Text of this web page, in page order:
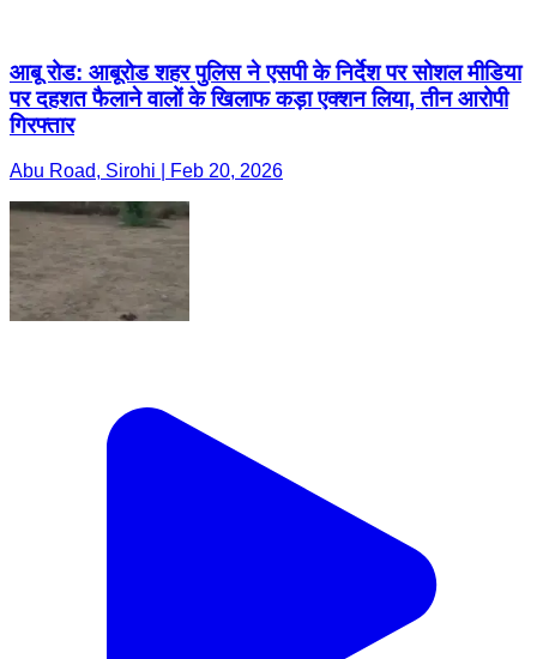
आबू रोड: आबूरोड शहर पुलिस ने एसपी के निर्देश पर सोशल मीडिया
पर दहशत फैलाने वालों के खिलाफ कड़ा एक्शन लिया, तीन आरोपी
गिरफ्तार
Abu Road, Sirohi | Feb 20, 2026